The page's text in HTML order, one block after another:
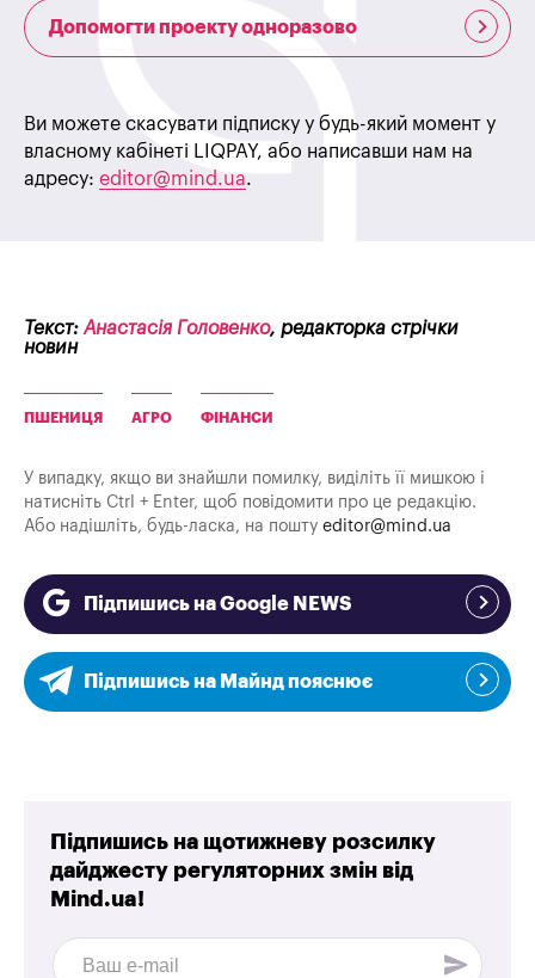
Допомогти проекту одноразово
Ви можете скасувати підписку у будь-який момент у
власному кабінеті LIQPAY, або написавши нам на
адресу: editor@mind.ua.
Текст: Анастасія Головенко, редакторка стрічки
новин
ПШЕНИЦЯ АГРО ФІНАНСИ
У випадку, якщо ви знайшли помилку, виділіть її мишкою і
натисніть Ctrl + Enter, щоб повідомити про це редакцію.
Або надішліть, будь-ласка, на пошту editor@mind.ua
Підпишись на Google NEWS
Підпишись на Майнд пояснює
Підпишись на щотижневу розсилку
дайджесту регуляторних змін від
Mind.ua!